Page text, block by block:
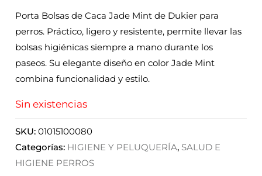
Porta Bolsas de Caca Jade Mint de Dukier para
perros. Práctico, ligero y resistente, permite llevar las
bolsas higiénicas siempre a mano durante los
paseos. Su elegante diseño en color Jade Mint
combina funcionalidad y estilo.
Sin existencias
SKU:01015100080
Categorías: HIGIENE Y PELUQUERÍA, SALUD E
HIGIENE PERROS